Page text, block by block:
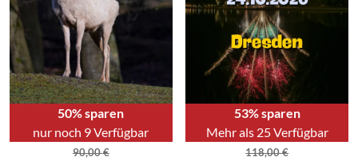
50% sparen
nur noch 9 Verfügbar
90,00€
53% sparen
Mehr als 25 Verfügbar
118,00€